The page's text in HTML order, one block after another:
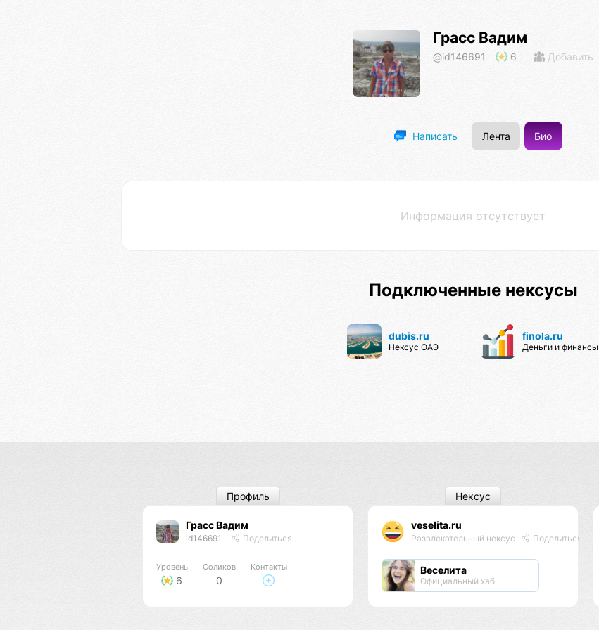
Грасс Вадим
@id146691 6 Добавить
Написать Лента Био
Информация отсутствует
Подключенные нексусы
dubis.ru
Нексус ОАЭ
finola.ru
Деньги и финансы
Грасс Вадим
id146691 Поделиться
Уровень
6
Соликов
0
Контакты
Профиль
veselita.ru
Развлекательный нексус Поделиться
Веселита
Официальный хаб
Нексус